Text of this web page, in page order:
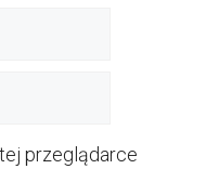
przeglądarce